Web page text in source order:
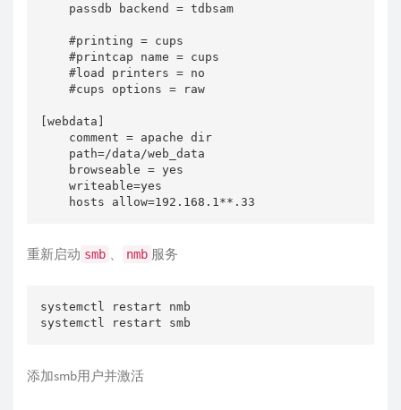
    passdb backend = tdbsam
    #printing = cups
    #printcap name = cups
    #load printers = no
    #cups options = raw
[webdata]
    comment = apache dir
    path=/data/web_data
    browseable = yes
    writeable=yes
    hosts allow=192.168.1**.33
重新启动 smb 、 nmb 服务
systemctl restart nmb
systemctl restart smb
添加smb用户并激活